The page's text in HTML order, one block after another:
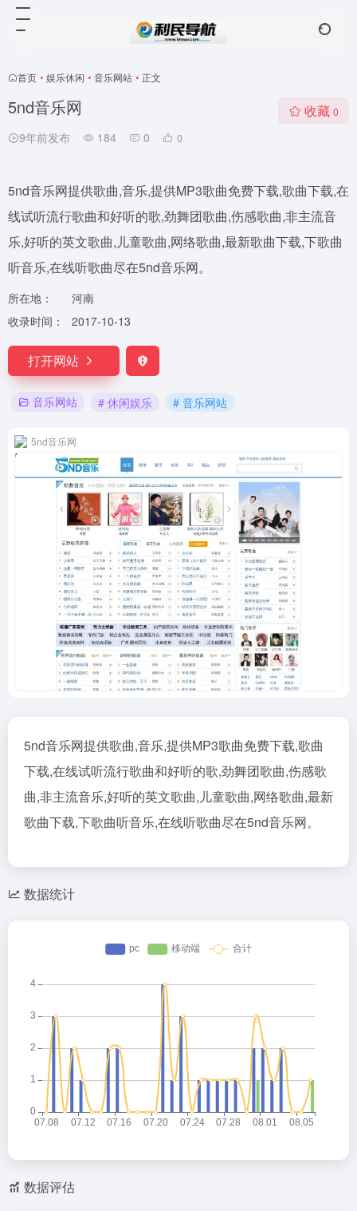
首页 • 娱乐休闲 • 音乐网站 • 正文
5nd音乐网
9年前发布 184 0 0
收藏 0
5nd音乐网提供歌曲,音乐,提供MP3歌曲免费下载,歌曲下载,在
线试听流行歌曲和好听的歌,劲舞团歌曲,伤感歌曲,非主流音
乐,好听的英文歌曲,儿童歌曲,网络歌曲,最新歌曲下载,下歌曲
听音乐,在线听歌曲尽在5nd音乐网。
所在地：
河南
收录时间：
2017-10-13
打开网站
音乐网站 # 休闲娱乐 # 音乐网站
5nd音乐网
5nd音乐网提供歌曲,音乐,提供MP3歌曲免费下载,歌曲
下载,在线试听流行歌曲和好听的歌,劲舞团歌曲,伤感歌
曲,非主流音乐,好听的英文歌曲,儿童歌曲,网络歌曲,最新
歌曲下载,下歌曲听音乐,在线听歌曲尽在5nd音乐网。
数据统计
数据评估